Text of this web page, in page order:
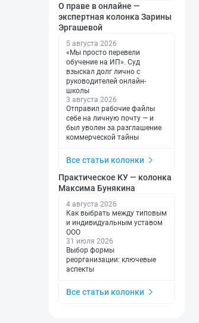
О праве в онлайне —
экспертная колонка Зарины
Эргашевой
5 августа 2026
«Мы просто перевели
обучение на ИП». Суд
взыскал долг лично с
руководителей онлайн-
школы
3 августа 2026
Отправил рабочие файлы
себе на личную почту — и
был уволен за разглашение
коммерческой тайны
Все статьи колонки
Практическое КУ — колонка
Максима Бунякина
4 августа 2026
Как выбрать между типовым
и индивидуальным уставом
ООО
31 июля 2026
Выбор формы
реорганизации: ключевые
аспекты
Все статьи колонки